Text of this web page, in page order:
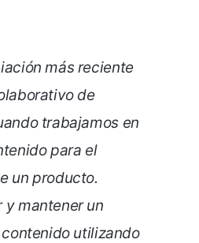
más reciente
de
trabajamos en
para el
un producto.
y mantener un
utilizando